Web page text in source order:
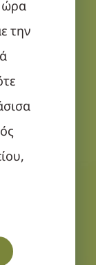
ώρα
την